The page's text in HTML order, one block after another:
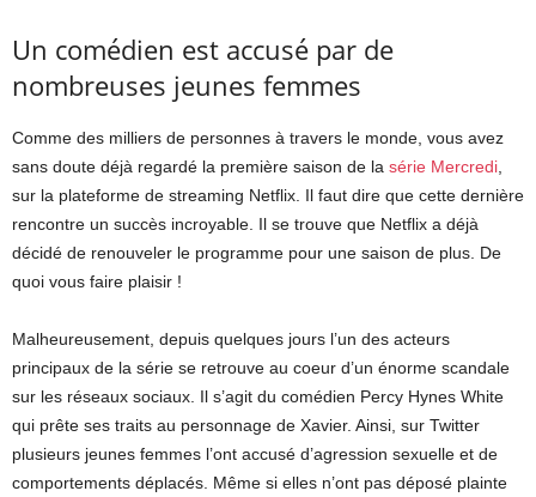
Un comédien est accusé par de
nombreuses jeunes femmes
Comme des milliers de personnes à travers le monde, vous avez
sans doute déjà regardé la première saison de la série Mercredi,
sur la plateforme de streaming Netflix. Il faut dire que cette dernière
rencontre un succès incroyable. Il se trouve que Netflix a déjà
décidé de renouveler le programme pour une saison de plus. De
quoi vous faire plaisir !
Malheureusement, depuis quelques jours l’un des acteurs
principaux de la série se retrouve au coeur d’un énorme scandale
sur les réseaux sociaux. Il s’agit du comédien Percy Hynes White
qui prête ses traits au personnage de Xavier. Ainsi, sur Twitter
plusieurs jeunes femmes l’ont accusé d’agression sexuelle et de
comportements déplacés. Même si elles n’ont pas déposé plainte